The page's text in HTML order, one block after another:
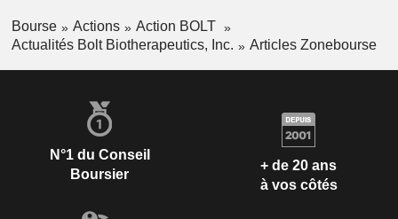
Bourse Actions
Action BOLT
Actualités Bolt Biotherapeutics, Inc.
Articles Zonebourse
N°1 du Conseil
Boursier
+ de 20 ans
à vos côtés